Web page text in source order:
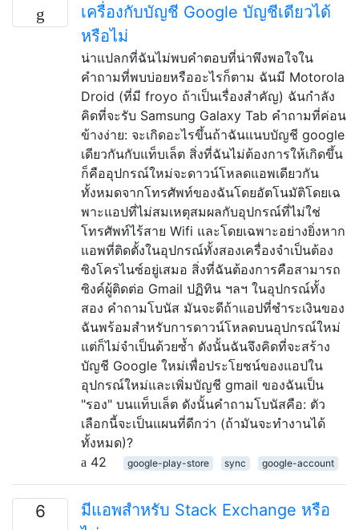
เครื่องกับบัญชี Google บัญชีเดียวได้
หรือไม่
น่าแปลกที่ฉันไม่พบคำตอบที่น่าพึงพอใจใน
คำถามที่พบบ่อยหรืออะไรก็ตาม ฉันมี Motorola
Droid (ที่มี froyo ถ้าเป็นเรื่องสำคัญ) ฉันกำลัง
คิดที่จะรับ Samsung Galaxy Tab คำถามที่ค่อน
ข้างง่าย: จะเกิดอะไรขึ้นถ้าฉันแนบบัญชี google
เดียวกันกับแท็บเล็ต สิ่งที่ฉันไม่ต้องการให้เกิดขึ้น
ก็คืออุปกรณ์ใหม่จะดาวน์โหลดแอพเดียวกัน
ทั้งหมดจากโทรศัพท์ของฉันโดยอัตโนมัติโดยเฉ
พาะแอปที่ไม่สมเหตุสมผลกับอุปกรณ์ที่ไม่ใช่
โทรศัพท์ไร้สาย Wifi และโดยเฉพาะอย่างยิ่งหาก
แอพที่ติดตั้งในอุปกรณ์ทั้งสองเครื่องจำเป็นต้อง
ซิงโครไนซ์อยู่เสมอ สิ่งที่ฉันต้องการคือสามารถ
ซิงค์ผู้ติดต่อ Gmail ปฏิทิน ฯลฯ ในอุปกรณ์ทั้ง
สอง คำถามโบนัส มันจะดีถ้าแอปที่ชำระเงินของ
ฉันพร้อมสำหรับการดาวน์โหลดบนอุปกรณ์ใหม่
แต่ก็ไม่จำเป็นด้วยซ้ำ ดังนั้นฉันจึงคิดที่จะสร้าง
บัญชี Google ใหม่เพื่อประโยชน์ของแอปใน
อุปกรณ์ใหม่และเพิ่มบัญชี gmail ของฉันเป็น
"รอง" บนแท็บเล็ต ดังนั้นคำถามโบนัสคือ: ตัว
เลือกนี้จะเป็นแผนที่ดีกว่า (ถ้ามันจะทำงานได้
ทั้งหมด)?
42
google-play-store sync google-account
6
มีแอพสำหรับ Stack Exchange หรือ